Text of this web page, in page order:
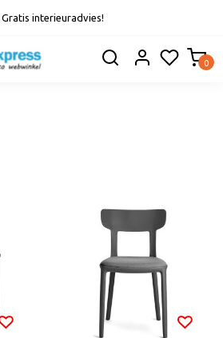
Gratis interieuradvies!
0